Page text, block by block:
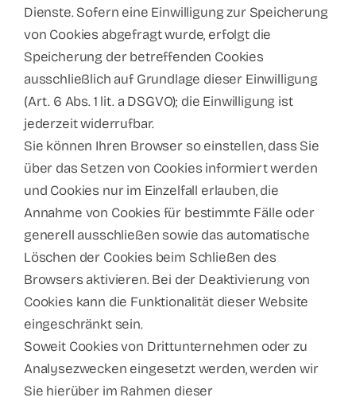
Dienste. Sofern eine Einwilligung zur Speicherung
von Cookies abgefragt wurde, erfolgt die
Speicherung der betreffenden Cookies
ausschließlich auf Grundlage dieser Einwilligung
(Art. 6 Abs. 1 lit. a DSGVO); die Einwilligung ist
jederzeit widerrufbar.
Sie können Ihren Browser so einstellen, dass Sie
über das Setzen von Cookies informiert werden
und Cookies nur im Einzelfall erlauben, die
Annahme von Cookies für bestimmte Fälle oder
generell ausschließen sowie das automatische
Löschen der Cookies beim Schließen des
Browsers aktivieren. Bei der Deaktivierung von
Cookies kann die Funktionalität dieser Website
eingeschränkt sein.
Soweit Cookies von Drittunternehmen oder zu
Analysezwecken eingesetzt werden, werden wir
Sie hierüber im Rahmen dieser